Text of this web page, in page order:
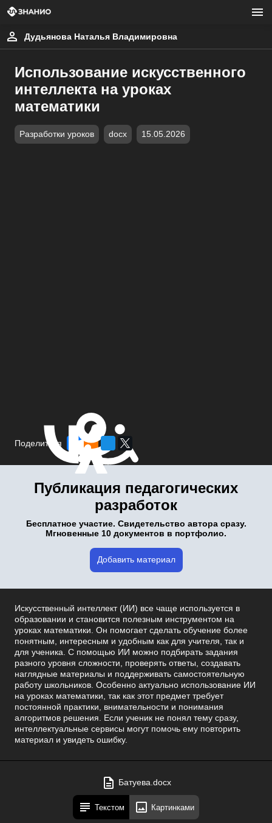
Дудьянова Наталья Владимировна
Использование искусственного
интеллекта на уроках
математики
Разработки уроков docx 15.05.2026
Поделиться
Публикация педагогических
разработок
Бесплатное участие. Свидетельство автора сразу.
Мгновенные 10 документов в портфолио.
Добавить материал
Искусственный интеллект (ИИ) все чаще используется в
образовании и становится полезным инструментом на
уроках математики. Он помогает сделать обучение более
понятным, интересным и удобным как для учителя, так и
для ученика. С помощью ИИ можно подбирать задания
разного уровня сложности, проверять ответы, создавать
наглядные материалы и поддерживать самостоятельную
работу школьников. Особенно актуально использование ИИ
на уроках математики, так как этот предмет требует
постоянной практики, внимательности и понимания
алгоритмов решения. Если ученик не понял тему сразу,
интеллектуальные сервисы могут помочь ему повторить
материал и увидеть ошибку.
Батуева.docx
Текстом Картинками